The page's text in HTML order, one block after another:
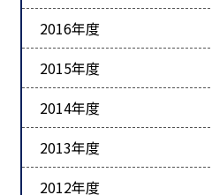
2016年度
2015年度
2014年度
2013年度
2012年度